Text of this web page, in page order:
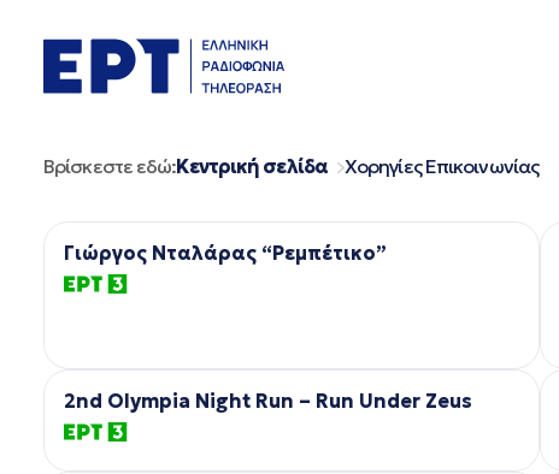
περιεχόμενο
Βρίσκεστε εδώ:Κεντρική σελίδα Χορηγίες Επικοινωνίας
Γιώργος Νταλάρας “Ρεμπέτικο”
2nd Olympia Night Run – Run Under Zeus